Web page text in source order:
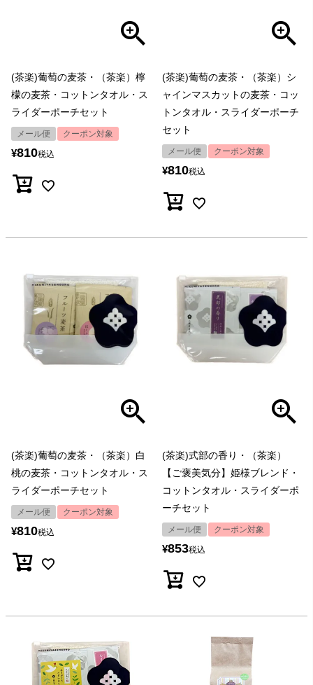
(茶楽)葡萄の麦茶・（茶楽）檸
檬の麦茶・コットンタオル・ス
ライダーポーチセット
メール便 クーポン対象
¥810税込
(茶楽)葡萄の麦茶・（茶楽）シ
ャインマスカットの麦茶・コッ
トンタオル・スライダーポーチ
セット
メール便 クーポン対象
¥810税込
(茶楽)葡萄の麦茶・（茶楽）白
桃の麦茶・コットンタオル・ス
ライダーポーチセット
メール便 クーポン対象
¥810税込
(茶楽)式部の香り・（茶楽）
【ご褒美気分】姫様ブレンド・
コットンタオル・スライダーポ
ーチセット
メール便 クーポン対象
¥853税込